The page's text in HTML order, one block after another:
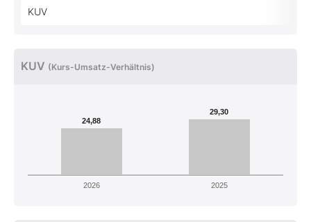
KUV
KUV (Kurs-Umsatz-Verhältnis)
24,88
29,30
2026 2025